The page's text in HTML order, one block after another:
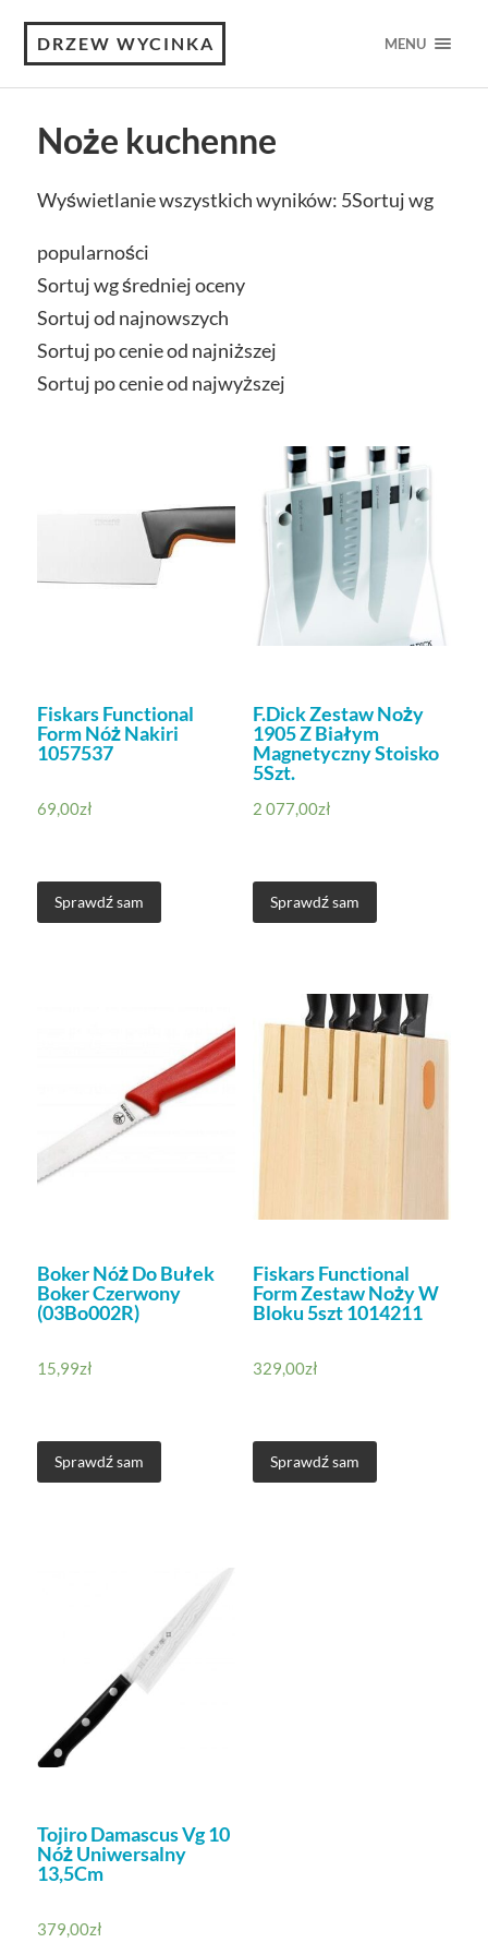
DRZEW WYCINKA MENU
Noże kuchenne
Wyświetlanie wszystkich wyników: 5Sortuj wg
popularności
Sortuj wg średniej oceny
Sortuj od najnowszych
Sortuj po cenie od najniższej
Sortuj po cenie od najwyższej
Fiskars Functional
Form Nóż Nakiri
1057537
69,00zł
Sprawdź sam
F.Dick Zestaw Noży
1905 Z Białym
Magnetyczny Stoisko
5Szt.
2 077,00zł
Sprawdź sam
Boker Nóż Do Bułek
Boker Czerwony
(03Bo002R)
15,99zł
Sprawdź sam
Fiskars Functional
Form Zestaw Noży W
Bloku 5szt 1014211
329,00zł
Sprawdź sam
Tojiro Damascus Vg 10
Nóż Uniwersalny
13,5Cm
379,00zł